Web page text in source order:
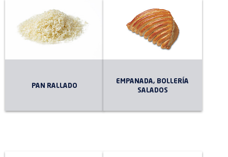
PAN RALLADO
EMPANADA, BOLLERÍA
SALADOS